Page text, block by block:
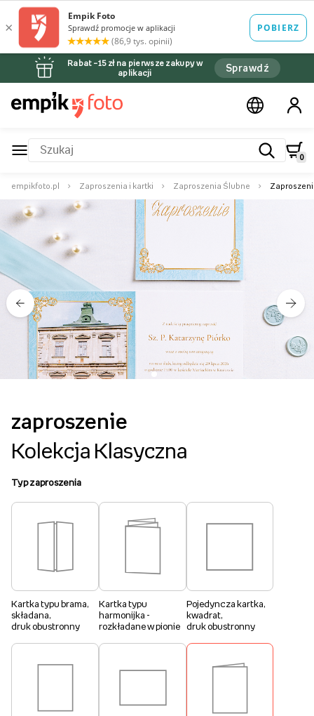
Rabat –15 zł na pierwsze zakupy w
aplikacji
Sprawdź
0
empikfoto.pl Zaproszenia i kartki Zaproszenia Ślubne
zaproszenie
Kolekcja Klasyczna
Typ zaproszenia
Kartka typu brama,
składana,
druk obustronny
Kartka typu
harmonijka -
rozkładane w pionie
Pojedyncza kartka,
kwadrat,
druk obustronny